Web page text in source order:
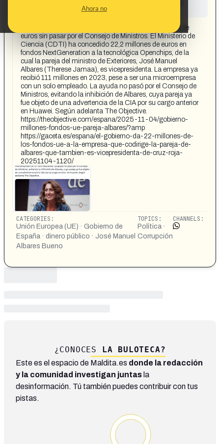
Ahora no
La empresa de la pareja de Albares recibió 22 millones de
euros sin pasar por el Consejo de Ministros. El Ministerio de
Ciencia (CDTI) ha concedido 22,2 millones de euros en
fondos NextGeneration a la tecnológica Openchips, de la
cual la pareja del ministro de Exteriores, José Manuel
Albares (Therese Jamaa), es vicepresidenta. La empresa ya
recibió 111 millones en 2023, pese a ser una microempresa
con un solo empleado. La ayuda no pasó por el Consejo de
Ministros, evitando la inhibición de Albares, cuya pareja ya
fue objeto de una advertencia de la CIA por su cargo anterior
en Huawei. Según adelanta The Objective.
https://theobjective.com/espana/2025-11-04/gobierno-
millones-fondos-ue-pareja-albares/?amp
https://gaceta.es/espana/el-gobierno-da-22-millones-de-
los-fondos-ue-a-la-empresa-que-codirige-la-pareja-de-
albares-que-tambien-es-vicepresidenta-de-cruz-roja-
20251104-1120/
CATEGORIES:
Unión Europea (UE) · Gobierno de
España · dinero público · José Manuel
Albares Bueno
TOPICS:
Política ·
Corrupción
CHANNELS:
¿CONOCES LA BULOTECA?
Este es el espacio de Maldita.es donde la redacción
y la comunidad investigan juntas la
desinformación. Tú también puedes contribuir con tus
pistas.